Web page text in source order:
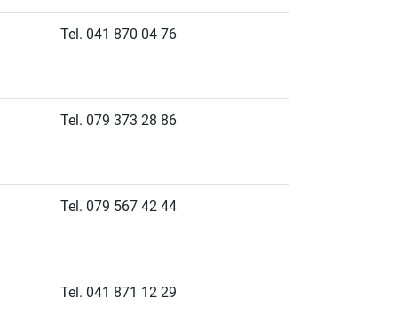
Tel. 041 870 04 76
Tel. 079 373 28 86
Tel. 079 567 42 44
Tel. 041 871 12 29